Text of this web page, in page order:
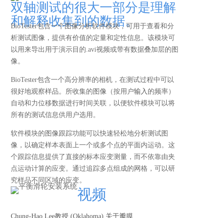
双轴测试的很大一部分是理解
和解释收集到的数据。
BioTester包含一个图像分析软件模块，可用于查看和分
析测试图像，提供有价值的定量和定性信息。该模块可
以用来导出用于演示目的.avi视频或带有数据叠加层的图
像。
BioTester包含一个高分辨率的相机，在测试过程中可以
很好地观察样品。所收集的图像（按用户输入 的频率）
自动和力位移数据进行时间关联，以便软件模块可以将
所有的测试信息供用户选用。
软件模块的图像跟踪功能可以快速轻松地分析测试图
像，以确定样本表面上一个或多个点的平面内运动。这
个跟踪信息提供了直接的标本应变测量，而不依靠由夹
点运动计算的应变。通过追踪多点组成的网格，可以研
究样品不同区域的应变。
视频
Chung-Hao Lee教授 (Oklahoma) 关于瓣膜